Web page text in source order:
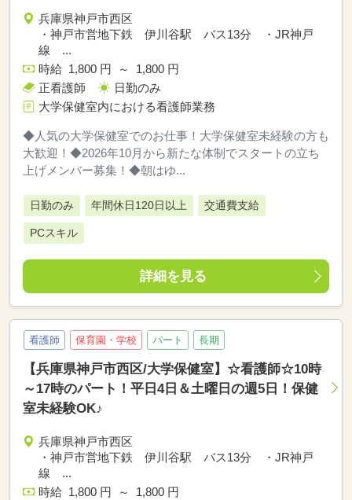
兵庫県神戸市西区
・神戸市営地下鉄 伊川谷駅 バス13分 ・JR神戸
線 ...
時給 1,800 円 ～ 1,800 円
正看護師
日勤のみ
大学保健室内における看護師業務
◆人気の大学保健室でのお仕事！大学保健室未経験の方も
大歓迎！◆2026年10月から新たな体制でスタートの立ち
上げメンバー募集！◆朝はゆ...
日勤のみ 年間休日120日以上 交通費支給
PCスキル
詳細を見る
看護師 保育園・学校 パート 長期
【兵庫県神戸市西区/大学保健室】☆看護師☆10時
～17時のパート！平日4日＆土曜日の週5日！保健
室未経験OK♪
兵庫県神戸市西区
・神戸市営地下鉄 伊川谷駅 バス13分 ・JR神戸
線 ...
時給 1,800 円 ～ 1,800 円